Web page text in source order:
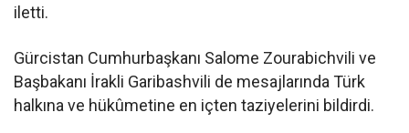
iletti.
Gürcistan Cumhurbaşkanı Salome Zourabichvili ve
Başbakanı İrakli Garibashvili de mesajlarında Türk
halkına ve hükûmetine en içten taziyelerini bildirdi.